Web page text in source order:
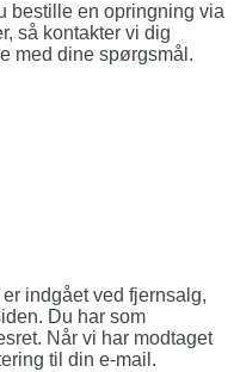
bestille en opringning via
så kontakter vi dig
med dine spørgsmål.
indgået ved fjernsalg,
Du har som
Når vi har modtaget
til din e-mail.